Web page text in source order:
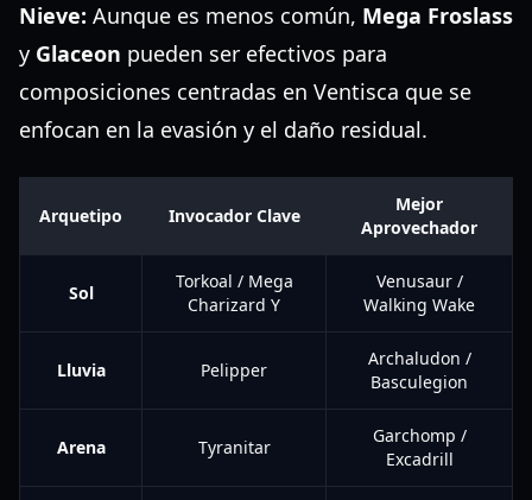
Nieve: Aunque es menos común, Mega Froslass
y Glaceon pueden ser efectivos para
composiciones centradas en Ventisca que se
enfocan en la evasión y el daño residual.
Arquetipo Invocador Clave
Mejor
Aprovechador
Sol
Torkoal / Mega
Charizard Y
Venusaur /
Walking Wake
Lluvia Pelipper
Archaludon /
Basculegion
Arena Tyranitar
Garchomp /
Excadrill